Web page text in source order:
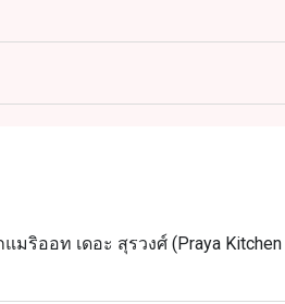
วมเครื่องดื่มไม่มีแอลกอฮอล์
ะอาหารไทยจานเด่น รวมถึงเครื่องดื่
ริออท เดอะ สุรวงศ์ (Praya Kitchen